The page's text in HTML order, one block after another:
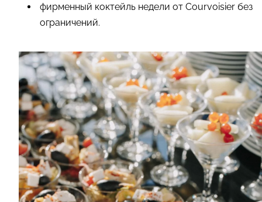
фирменный коктейль недели от Courvoisier без
ограничений.